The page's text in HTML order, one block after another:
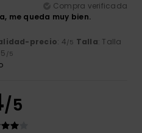
Compra verificada
me queda muy bien.
precio: 4/5 Talla: Talla
/5
/5